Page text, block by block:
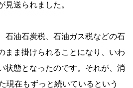
見送られました。
石油石炭税、石油ガス税などの石
まま掛けられることになり、いわ
状態となったのです。それが、消
現在もずっと続いているという